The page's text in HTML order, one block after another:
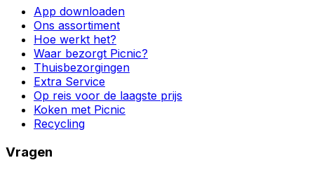
App downloaden
Ons assortiment
Hoe werkt het?
Waar bezorgt Picnic?
Thuisbezorgingen
Extra Service
Op reis voor de laagste prijs
Koken met Picnic
Recycling
Vragen